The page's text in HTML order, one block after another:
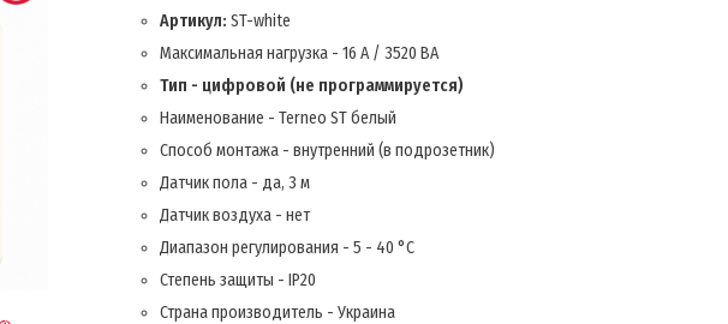
Артикул: ST-white
Максимальная нагрузка - 16 А / 3520 ВА
Тип - цифровой (не программируется)
Наименование - Terneo ST белый
Способ монтажа - внутренний (в подрозетник)
Датчик пола - да, 3 м
Датчик воздуха - нет
Диапазон регулирования - 5 - 40 °С
Степень защиты - IP20
Страна производитель - Украина